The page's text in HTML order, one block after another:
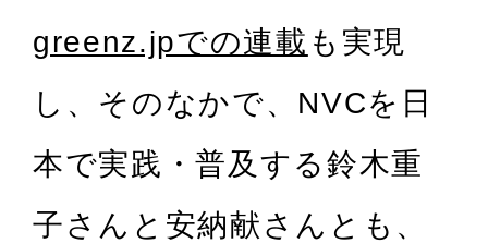
greenz.jpでの連載 も実現
し、そのなかで、NVCを日
本で実践・普及する鈴木重
子さんと安納献さんとも、